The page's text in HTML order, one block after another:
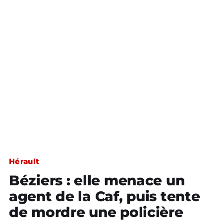
Hérault
Béziers : elle menace un
agent de la Caf, puis tente
de mordre une policière